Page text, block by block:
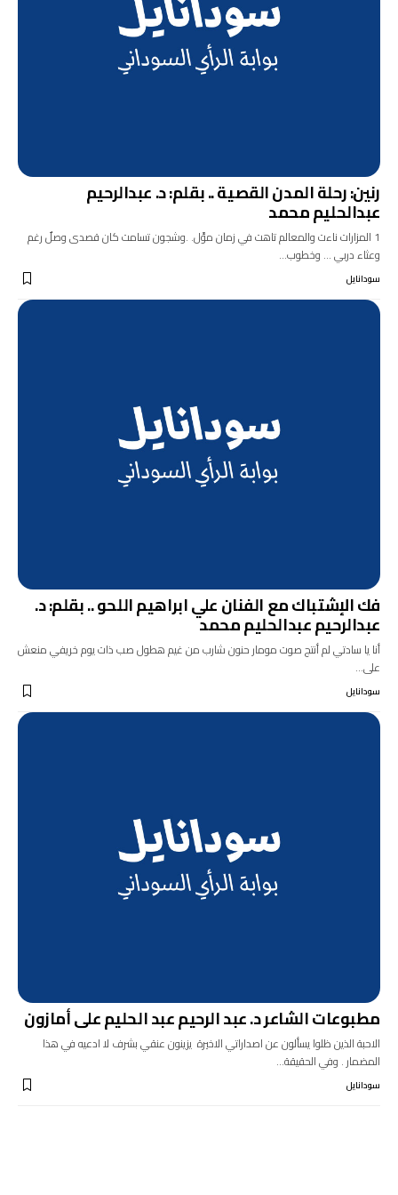
رنين: رحلة المدن القصية .. بقلم: د. عبدالرحيم
عبدالحليم محمد
1 المزارات ناءت والمعالم تاهت في زمان موَّل. .وشجون تسامت كان قصدى وصلٌ رغم
وعثاء دربي ... وخطوب…
سودانايل
فك الإشتباك مع الفنان علي ابراهيم اللحو .. بقلم: د.
عبدالرحيم عبدالحليم محمد
أنا يا سادتي لم أنتج صوت مومار حنون شارب من غيم هطول صب ذات يوم خريفي منعش
على…
سودانايل
مطبوعات الشاعر د. عبد الرحيم عبد الحليم على أمازون
الاحبة الذين ظلوا يسألون عن اصداراتي الاخيرة يزينون عنقي بشرف لا ادعيه في هذا
المضمار . وفي الحقيقة…
سودانايل